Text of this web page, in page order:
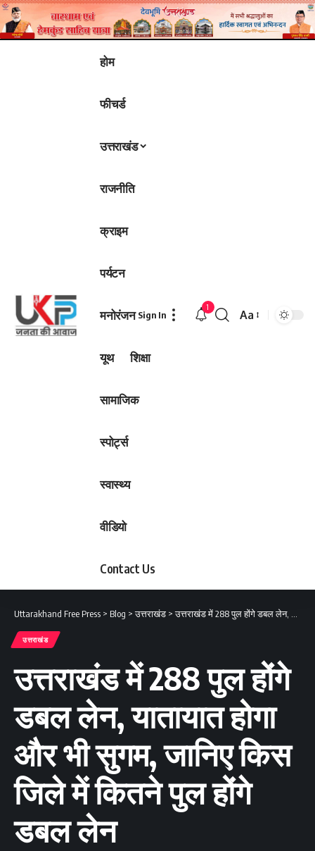
होम
फीचर्ड
उत्तराखंड
राजनीति
क्राइम
पर्यटन
मनोरंजन
यूथ शिक्षा
सामाजिक
स्पोर्ट्स
स्वास्थ्य
वीडियो
Contact Us
Sign In
1
Font
Aa
Uttarakhand Free Press > Blog >उत्तराखंड >उत्तराखंड में 288 पुल होंगे डबल लेन, यातायात होगा और भी सुगम, जानिए किस जिले में कितने पुल होंगे डबल लेन
उत्तराखंड
उत्तराखंड में 288 पुल होंगे
डबल लेन, यातायात होगा
और भी सुगम, जानिए किस
जिले में कितने पुल होंगे
डबल लेन